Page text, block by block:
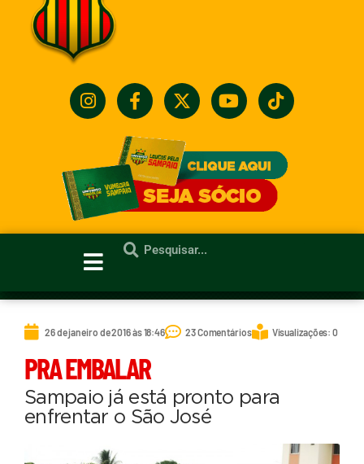
26 de janeiro de 2016 às 18:46 23 Comentários Visualizações: 0
PRA EMBALAR
Sampaio já está pronto para
enfrentar o São José